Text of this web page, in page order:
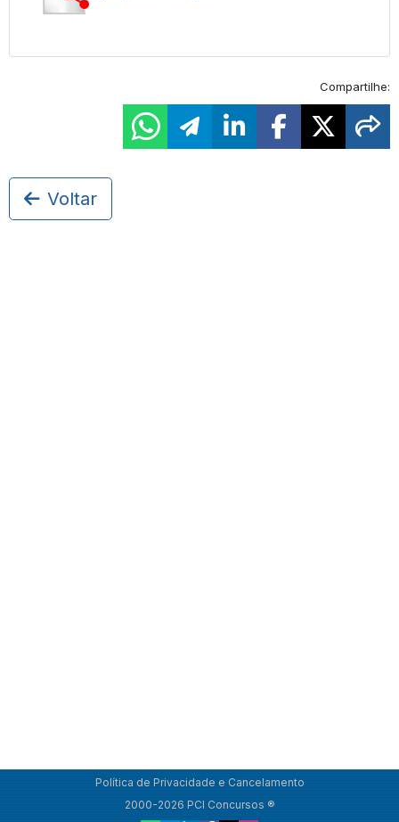
Compartilhe:
Voltar
Política de Privacidade e Cancelamento
2000-2026 PCI Concursos ®